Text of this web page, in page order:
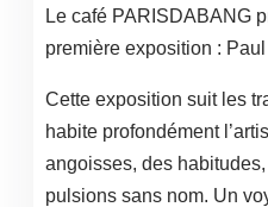
Le café PARISDABANG
première exposition :
Cette exposition suit les
habite profondément
angoisses, des
pulsions sans nom. Un